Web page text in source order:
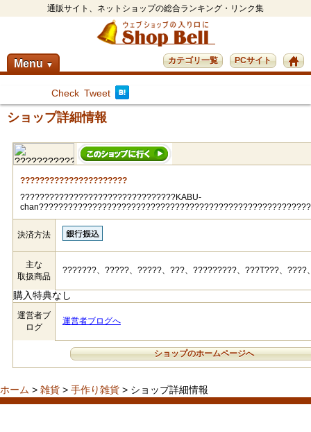
通販サイト、ネットショップの総合ランキング・リンク集
Menu ▼ PCサイト
カテゴリ一覧
Check Tweet
ショップ詳細情報
??????????????????????
????????????????????????????????KABU-
決済方法
主な
取扱商品
???????、?????、?????、???、?????????、???T???、????
購入特典なし
運営者ブ
ログ
運営者ブログへ
ショップのホームページへ
ホーム > 雑貨 > 手作り雑貨 > ショップ詳細情報